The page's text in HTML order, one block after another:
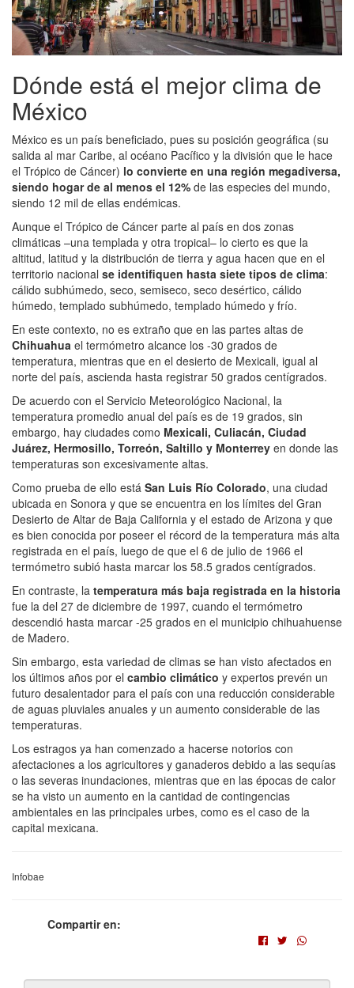
Dónde está el mejor clima de
México
México es un país beneficiado, pues su posición geográfica (su
salida al mar Caribe, al océano Pacífico y la división que le hace
el Trópico de Cáncer) lo convierte en una región megadiversa,
siendo hogar de al menos el 12% de las especies del mundo,
siendo 12 mil de ellas endémicas.
Aunque el Trópico de Cáncer parte al país en dos zonas
climáticas –una templada y otra tropical– lo cierto es que la
altitud, latitud y la distribución de tierra y agua hacen que en el
territorio nacional se identifiquen hasta siete tipos de clima:
cálido subhúmedo, seco, semiseco, seco desértico, cálido
húmedo, templado subhúmedo, templado húmedo y frío.
En este contexto, no es extraño que en las partes altas de
Chihuahua el termómetro alcance los -30 grados de
temperatura, mientras que en el desierto de Mexicali, igual al
norte del país, ascienda hasta registrar 50 grados centígrados.
De acuerdo con el Servicio Meteorológico Nacional, la
temperatura promedio anual del país es de 19 grados, sin
embargo, hay ciudades como Mexicali, Culiacán, Ciudad
Juárez, Hermosillo, Torreón, Saltillo y Monterrey en donde las
temperaturas son excesivamente altas.
Como prueba de ello está San Luis Río Colorado, una ciudad
ubicada en Sonora y que se encuentra en los límites del Gran
Desierto de Altar de Baja California y el estado de Arizona y que
es bien conocida por poseer el récord de la temperatura más alta
registrada en el país, luego de que el 6 de julio de 1966 el
termómetro subió hasta marcar los 58.5 grados centígrados.
En contraste, la temperatura más baja registrada en la historia
fue la del 27 de diciembre de 1997, cuando el termómetro
descendió hasta marcar -25 grados en el municipio chihuahuense
de Madero.
Sin embargo, esta variedad de climas se han visto afectados en
los últimos años por el cambio climático y expertos prevén un
futuro desalentador para el país con una reducción considerable
de aguas pluviales anuales y un aumento considerable de las
temperaturas.
Los estragos ya han comenzado a hacerse notorios con
afectaciones a los agricultores y ganaderos debido a las sequías
o las severas inundaciones, mientras que en las épocas de calor
se ha visto un aumento en la cantidad de contingencias
ambientales en las principales urbes, como es el caso de la
capital mexicana.
Infobae
Compartir en: